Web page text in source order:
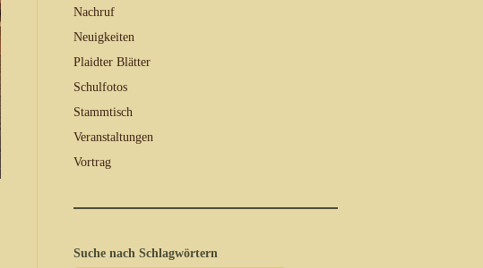
Nachruf
Neuigkeiten
Plaidter Blätter
Schulfotos
Stammtisch
Veranstaltungen
Vortrag
Suche nach Schlagwörtern